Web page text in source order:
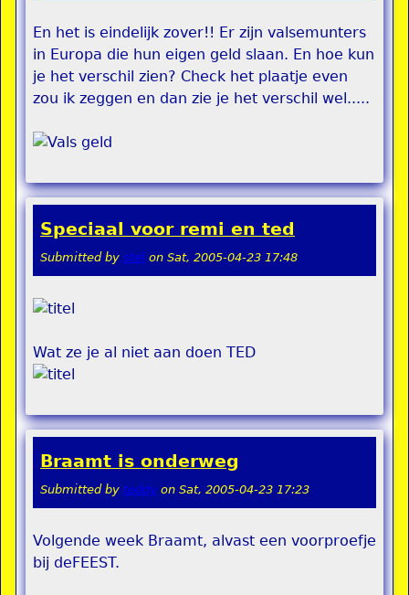
En het is eindelijk zover!! Er zijn valsemunters
in Europa die hun eigen geld slaan. En hoe kun
je het verschil zien? Check het plaatje even
zou ik zeggen en dan zie je het verschil wel.....
Speciaal voor remi en ted
Submitted by stel on Sat, 2005-04-23 17:48
Wat ze je al niet aan doen TED
Braamt is onderweg
Submitted by teddy on Sat, 2005-04-23 17:23
Volgende week Braamt, alvast een voorproefje
bij deFEEST.